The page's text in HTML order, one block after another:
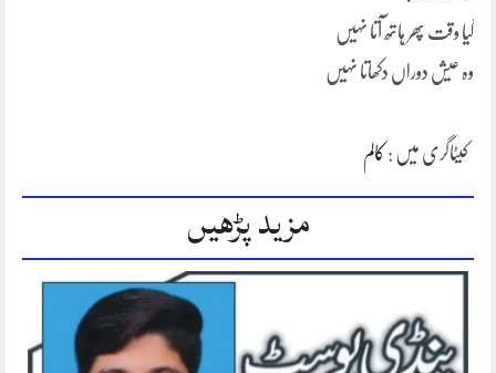
گیا وقت پھر ہاتھ آتا نہیں
وہ عیش دوراں دکھاتا نہیں
کیٹاگری میں : کالم
مزید پڑھیں